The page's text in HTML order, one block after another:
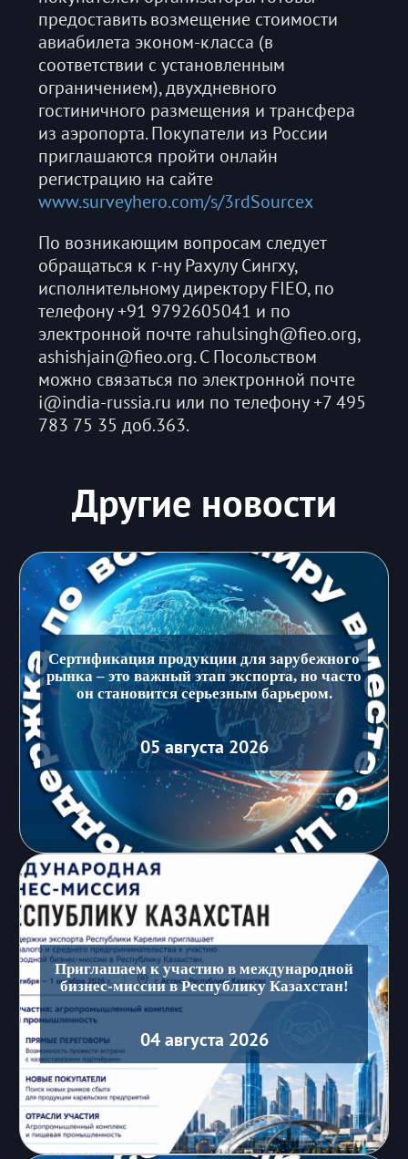
предоставить возмещение стоимости
авиабилета эконом-класса (в
соответствии с установленным
ограничением), двухдневного
гостиничного размещения и трансфера
из аэропорта. Покупатели из России
приглашаются пройти онлайн
регистрацию на сайте
www.surveyhero.com/s/3rdSourcex
По возникающим вопросам следует
обращаться к г-ну Рахулу Сингху,
исполнительному директору FIEO, по
телефону +91 9792605041 и по
электронной почте rahulsingh@fieo.org,
ashishjain@fieo.org. С Посольством
можно связаться по электронной почте
i@india-russia.ru или по телефону +7 495
783 75 35 доб.363.
Другие новости
Сертификация продукции для зарубежного
рынка – это важный этап экспорта, но часто
он становится серьезным барьером.
05 августа 2026
Приглашаем к участию в международной
бизнес-миссии в Республику Казахстан!
04 августа 2026